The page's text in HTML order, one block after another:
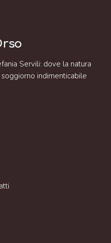
Servili: dove la natura
indimenticabile